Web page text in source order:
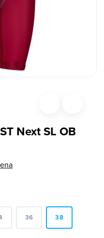
Next SL OB
36 38